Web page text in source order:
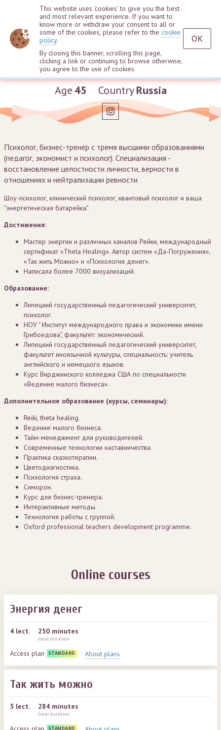
Asya Gunom
Age 45 CountryRussia
Психолог, бизнес-тренер с тремя высшими образованиями
(педагог, экономист и психолог). Специализация -
восстановление целостности личности, верности в
отношениях и нейтрализации ревности
Шоу-психолог, клинический психолог, квантовый психолог и ваша
"энергетическая батарейка".
Достижения:
Мастер энергии и различных каналов Рейки, международный
сертификат «Theta Healing». Автор систем «Да-Погружения»,
«Так жить Можно» и «Психология денег».
Написала более 7000 визуализаций.
Образование:
Липецкий государственный педагогический университет,
психолог.
НОУ " Институт международного права и экономики имени
Грибоедова", факультет: экономический.
Липецкий государственный педагогический университет,
факультет иноязычной культуры, специальность: учитель
английского и немецкого языков.
Курс Вирджинского колледжа США по специальности
«Ведение малого бизнеса».
Дополнительное образование (курсы, семинары):
Reiki, theta healing.
Ведение малого бизнеса.
Тайм-менеджмент для руководителей.
Современные технологии наставничества.
Практика сказкотерапии.
Цветодиагностика.
Психология страха.
Симорон.
Курс для бизнес-тренера.
Интерактивные методы.
Технология работы с группой.
Oxford professional teachers development programme.
Online courses
Энергия денег
4 lect. 250 minutes
total duration
Access plan STANDARD About plans
Так жить можно
5 lect. 284 minutes
total duration
STANDARD
This website uses ‘cookies’ to give you the best
and most relevant experience. If you want to
know more or withdraw your consent to all or
some of the cookies, please refer to the cookie
policy.
By closing this banner, scrolling this page,
clicking a link or continuing to browse otherwise,
you agree to the use of cookies.
OK